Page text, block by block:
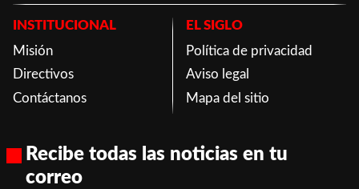
INSTITUCIONAL
Misión
Directivos
Contáctanos
EL SIGLO
Política de privacidad
Aviso legal
Mapa del sitio
Recibe todas las noticias en tu
correo